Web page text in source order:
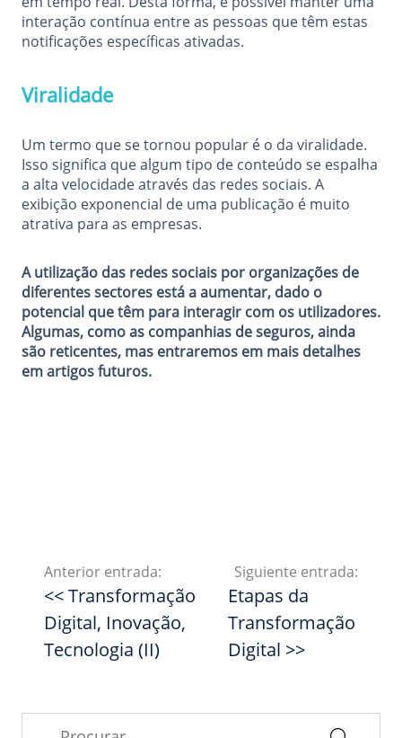
interação contínua entre as pessoas que têm estas
notificações específicas ativadas.
Viralidade
Um termo que se tornou popular é o da viralidade.
Isso significa que algum tipo de conteúdo se espalha
a alta velocidade através das redes sociais. A
exibição exponencial de uma publicação é muito
atrativa para as empresas.
A utilização das redes sociais por organizações de
diferentes sectores está a aumentar, dado o
potencial que têm para interagir com os utilizadores.
Algumas, como as companhias de seguros, ainda
são reticentes, mas entraremos em mais detalhes
em artigos futuros.
Anterior entrada:
<< Transformação
Digital, Inovação,
Tecnologia (II)
Siguiente entrada:
Etapas da
Transformação
Digital >>